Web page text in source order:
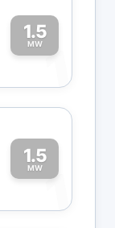
1.5
MW1
1.5
MW1